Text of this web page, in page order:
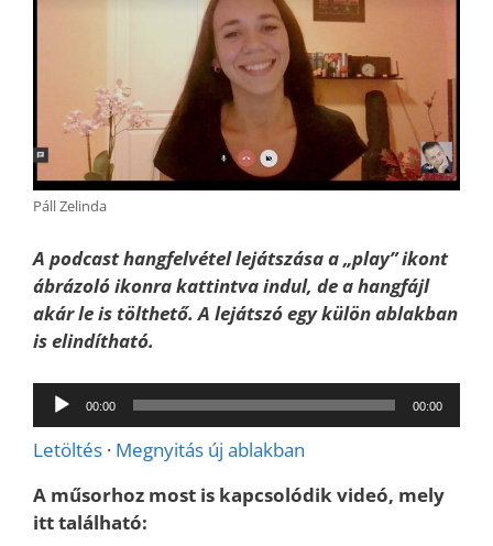
Páll Zelinda
A podcast hangfelvétel lejátszása a „play” ikont
ábrázoló ikonra kattintva indul, de a hangfájl
akár le is tölthető. A lejátszó egy külön ablakban
is elindítható.
Audió
lejátszó
00:00 00:00
Letöltés · Megnyitás új ablakban
A műsorhoz most is kapcsolódik videó, mely
itt található: